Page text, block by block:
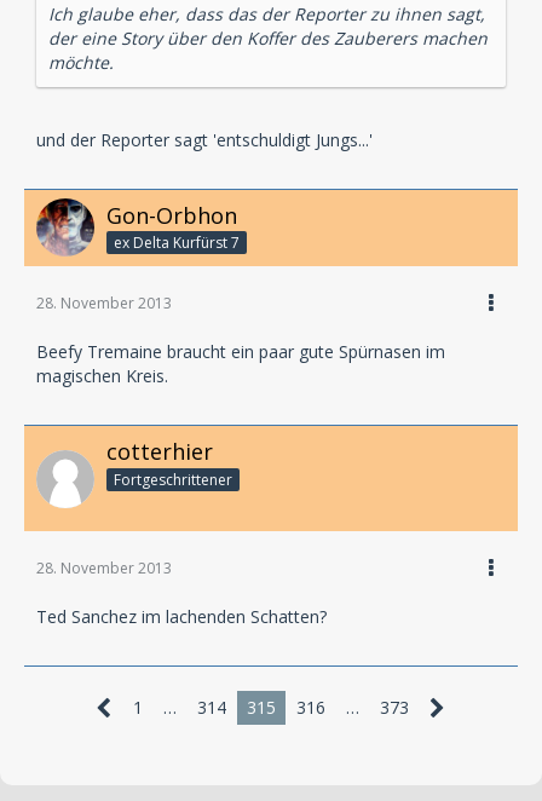
Ich glaube eher, dass das der Reporter zu ihnen sagt,
der eine Story über den Koffer des Zauberers machen
möchte.
und der Reporter sagt 'entschuldigt Jungs...'
Gon-Orbhon
ex Delta Kurfürst 7
28. November 2013
Beefy Tremaine braucht ein paar gute Spürnasen im
magischen Kreis.
cotterhier
Fortgeschrittener
28. November 2013
Ted Sanchez im lachenden Schatten?
1 … 314 315 316 … 373